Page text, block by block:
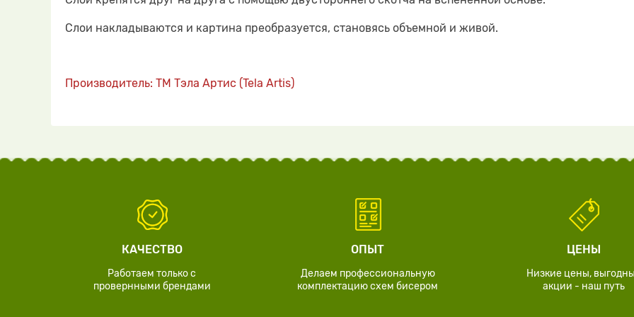
Слои накладываются и картина преобразуется, становясь объемной и живой.
Производитель: ТМ Тэла Артис (Tela Artis)
КАЧЕСТВО
Работаем только с
провернными брендами
ОПЫТ
Делаем профессиональную
комплектацию схем бисером
ЦЕНЫ
Низкие цены,
акции - наш путь